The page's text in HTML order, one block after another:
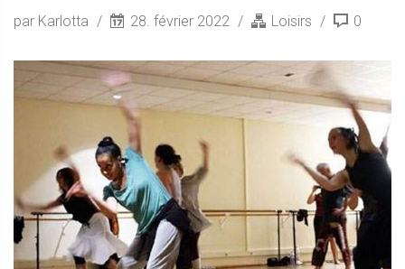
par Karlotta 28. février 2022 Loisirs 0